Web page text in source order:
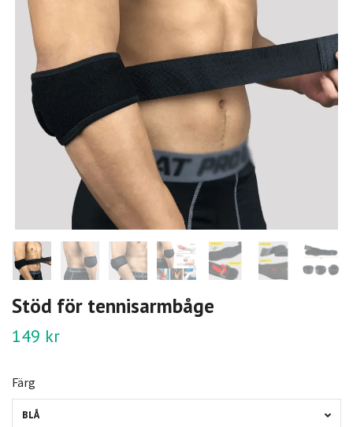
Stöd för tennisarmbåge
149 kr
Färg
BLÅ